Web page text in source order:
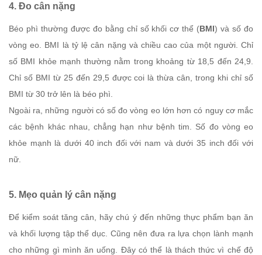
4. Đo cân nặng
Béo phì thường được đo bằng chỉ số khối cơ thể (BMI) và số đo
vòng eo. BMI là tỷ lệ cân nặng và chiều cao của một người. Chỉ
số BMI khỏe mạnh thường nằm trong khoảng từ 18,5 đến 24,9.
Chỉ số BMI từ 25 đến 29,5 được coi là thừa cân, trong khi chỉ số
BMI từ 30 trở lên là béo phì.
Ngoài ra, những người có số đo vòng eo lớn hơn có nguy cơ mắc
các bệnh khác nhau, chẳng hạn như bệnh tim. Số đo vòng eo
khỏe mạnh là dưới 40 inch đối với nam và dưới 35 inch đối với
nữ.
5. Mẹo quản lý cân nặng
Để kiểm soát tăng cân, hãy chú ý đến những thực phẩm bạn ăn
và khối lượng tập thể dục. Cũng nên đưa ra lựa chọn lành mạnh
cho những gì mình ăn uống. Đây có thể là thách thức vì chế độ